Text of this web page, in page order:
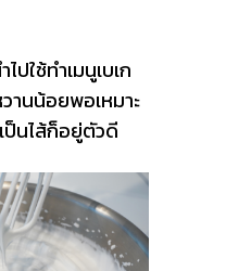
ปใช้ทำเมนูเบเก
านน้อยพอเหมาะ
ป็นไส้ก็อยู่ตัวดี